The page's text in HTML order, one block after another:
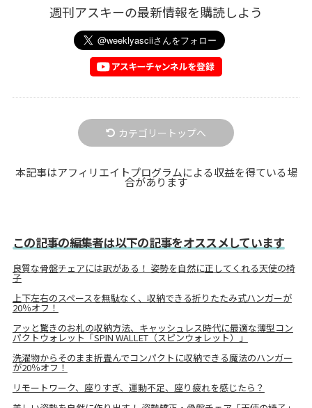
週刊アスキーの最新情報を購読しよう
カテゴリートップへ
本記事はアフィリエイトプログラムによる収益を得ている場
合があります
この記事の編集者は以下の記事をオススメしています
良質な骨盤チェアには訳がある！ 姿勢を自然に正してくれる天使の椅
子
上下左右のスペースを無駄なく、収納できる折りたたみ式ハンガーが
20％オフ！
アッと驚きのお札の収納方法、キャッシュレス時代に最適な薄型コン
パクトウォレット「SPIN WALLET（スピンウォレット）」
洗濯物からそのまま折畳んでコンパクトに収納できる魔法のハンガー
が20％オフ！
リモートワーク、座りすぎ、運動不足、座り疲れを感じたら？